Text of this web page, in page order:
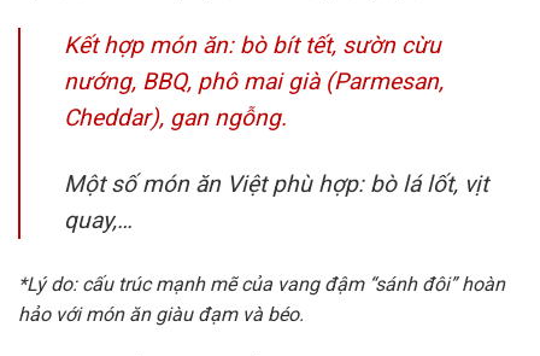
Kết hợp món ăn: bò bít tết, sườn cừu
nướng, BBQ, phô mai già (Parmesan,
Cheddar), gan ngỗng.
Một số món ăn Việt phù hợp: bò lá lốt, vịt
quay,…
*Lý do: cấu trúc mạnh mẽ của vang đậm “sánh đôi” hoàn
hảo với món ăn giàu đạm và béo.